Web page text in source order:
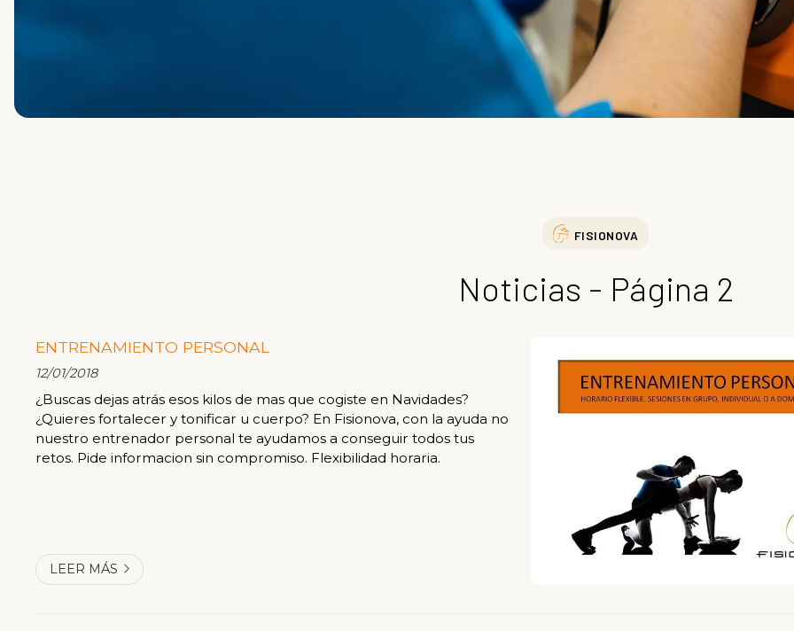
FISIONOVA
Noticias - Página 2
ENTRENAMIENTO PERSONAL
12/01/2018
¿Buscas dejas atrás esos kilos de mas que cogiste en Navidades?
¿Quieres fortalecer y tonificar u cuerpo? En Fisionova, con la ayuda no
nuestro entrenador personal te ayudamos a conseguir todos tus
retos. Pide informacion sin compromiso. Flexibilidad horaria.
LEER MÁS